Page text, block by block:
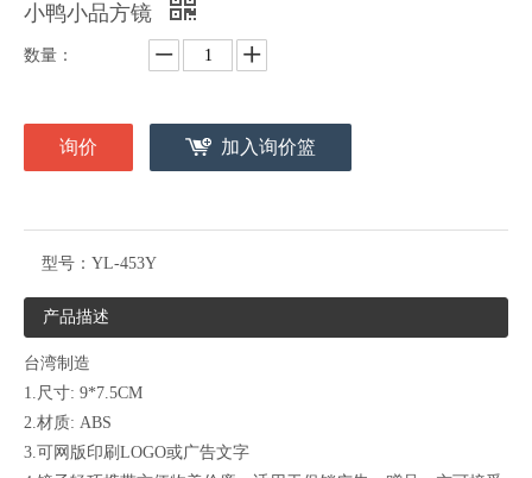
小鸭小品方镜
数量：
询价 加入询价篮
型号： YL-453Y
产品描述
台湾制造
1.尺寸: 9*7.5CM
2.材质: ABS
3.可网版印刷LOGO或广告文字